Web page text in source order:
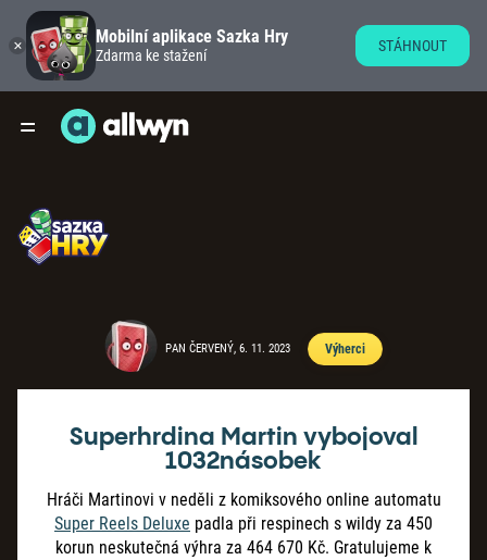
PAN ČERVENÝ, 6. 11. 2023 Výherci
Superhrdina Martin vybojoval
1032násobek
Hráči Martinovi v neděli z komiksového online automatu
Super Reels Deluxe padla při respinech s wildy za 450
korun neskutečná výhra za 464 670 Kč. Gratulujeme k
Mobilní aplikace Sazka Hry
Zdarma ke stažení
STÁHNOUT